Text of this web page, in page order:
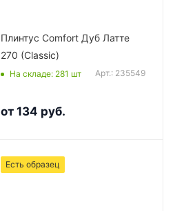
Плинтус Comfort Дуб Латте
270 (Classic)
На складе: 281 шт Арт.: 235549
от134 руб.
Есть образец